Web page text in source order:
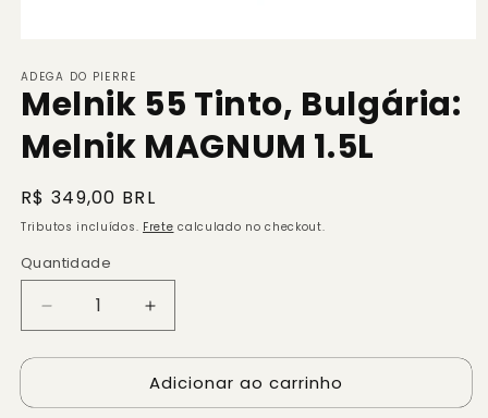
1
na
janela
ADEGA DO PIERRE
Melnik 55 Tinto, Bulgária:
Melnik MAGNUM 1.5L
Preço
normal
R$ 349,00 BRL
Tributos incluídos. Frete calculado no checkout.
Quantidade
Quantidade
Diminuir
a
quantidade
Melnik
Aumentar
a
quantidade
de
Melnik
Adicionar ao carrinho